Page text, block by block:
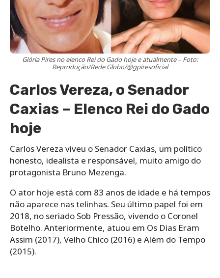
Glória Pires no elenco Rei do Gado hoje e atualmente – Foto:
Reprodução/Rede Globo/@gpiresoficial
Carlos Vereza, o Senador
Caxias – Elenco Rei do Gado
hoje
Carlos Vereza viveu o Senador Caxias, um político
honesto, idealista e responsável, muito amigo do
protagonista Bruno Mezenga.
O ator hoje está com 83 anos de idade e há tempos
não aparece nas telinhas. Seu último papel foi em
2018, no seriado Sob Pressão, vivendo o Coronel
Botelho. Anteriormente, atuou em Os Dias Eram
Assim (2017), Velho Chico (2016) e Além do Tempo
(2015).